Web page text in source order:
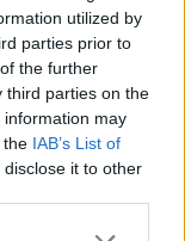
utilized by
parties prior to
the further
third parties on the
information may
the IAB’s List of
it to other